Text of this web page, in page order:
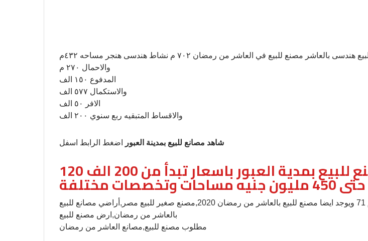
مصنع للبيع هندسى بالعاشر مصنع للبيع في العاشر من رمضان ٧٠٢ م نشاط هندسى هنجر مساحه ٤٣٢م
والاحمال ٢٧٠ م
المدفوع ١٥٠ الف
والاستكمال ٥٧٧ الف
الافر ٥٠ الف
والاقساط المتبقيه ربع سنوي ٢٠٠ الف
شاهد مصانع للبيع بمدينة العبور اضغط الرابط اسفل
120 مصنع للبيع بمدية العبور باسعار تبدأ من 200 الف
وتخصصات مختلفة
اعلان رقم 71 ويوجد ايضا مصنع للبيع بالعاشر من رمضان 2020,مصنع صغير للبيع مصر,أراضي مصانع للبيع
بالعاشر من رمضان,ارض مصنع للبيع
مطلوب مصنع للبيع,مصانع العاشر من رمضان